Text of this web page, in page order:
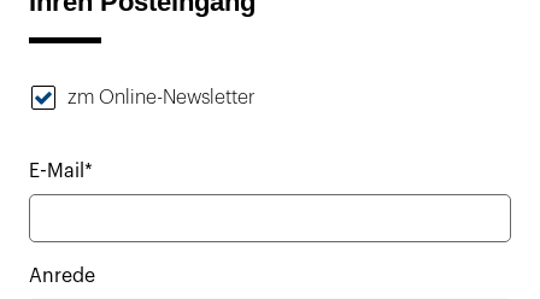
zm Online-Newsletter
E-Mail*
Anrede